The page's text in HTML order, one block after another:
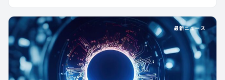
最新ニュース